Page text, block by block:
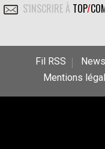
S'INSCRIRE À TOP/
Fil RSS
Mentions